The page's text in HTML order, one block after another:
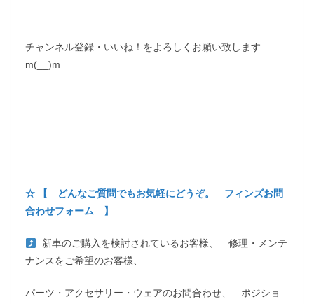
チャンネル登録・いいね！をよろしくお願い致します
m(__)m
☆ 【 どんなご質問でもお気軽にどうぞ。 フィンズお問
合わせフォーム 】
新車のご購入を検討されているお客様、 修理・メンテ
ナンスをご希望のお客様、
パーツ・アクセサリー・ウェアのお問合わせ、 ポジショ